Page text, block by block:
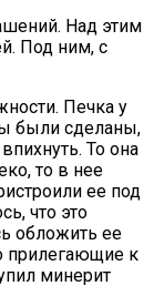
Над этим
Под ним, с
Печка у
были сделаны,
То она
то в нее
ее под
что это
обложить ее
прилегающие к
минерит